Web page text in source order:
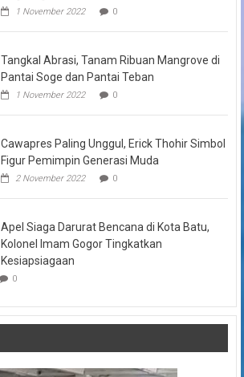
1 November 2022 0
Tangkal Abrasi, Tanam Ribuan Mangrove di
Pantai Soge dan Pantai Teban
1 November 2022 0
Cawapres Paling Unggul, Erick Thohir Simbol
Figur Pemimpin Generasi Muda
2 November 2022 0
Apel Siaga Darurat Bencana di Kota Batu,
Kolonel Imam Gogor Tingkatkan
Kesiapsiagaan
0